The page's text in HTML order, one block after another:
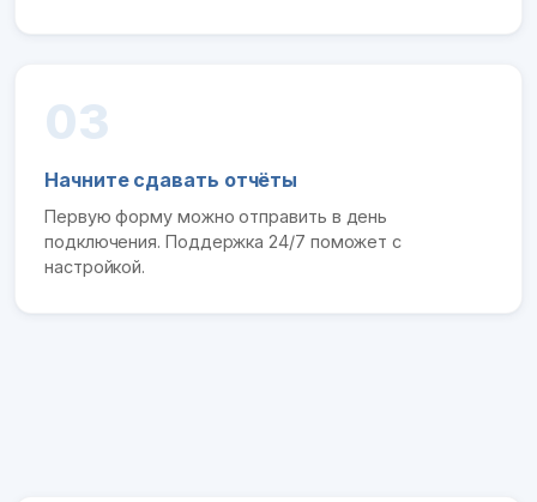
03
Начните сдавать отчёты
Первую форму можно отправить в день
подключения. Поддержка 24/7 поможет с
настройкой.